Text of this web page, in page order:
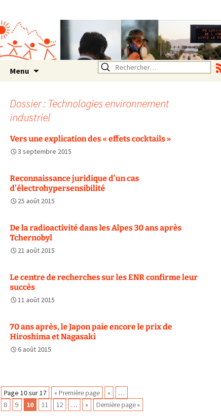
Rhône Alpes
Un environnement sain pour
la santé de tous
Menu Rechercher :
Dossier : Technologies environnement
industriel
Vers une explication des « effets cocktails »
3 septembre 2015
Reconnaissance juridique d’un cas
d’électrohypersensibilité
25 août 2015
De la radioactivité dans les Alpes 30 ans après
Tchernobyl
21 août 2015
Le centre de recherches sur les ENR confirme leur
succès
11 août 2015
70 ans après, le Japon paie encore le prix de
Hiroshima et Nagasaki
6 août 2015
Navigation
Page 10 sur 17 « Première page «
…
8
9 10 11 12 … » Dernière page »